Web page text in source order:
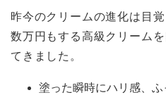
昨今のクリームの進化は目
数万円もする高級クリーム
てきました。
塗った瞬時にハリ感、ふ